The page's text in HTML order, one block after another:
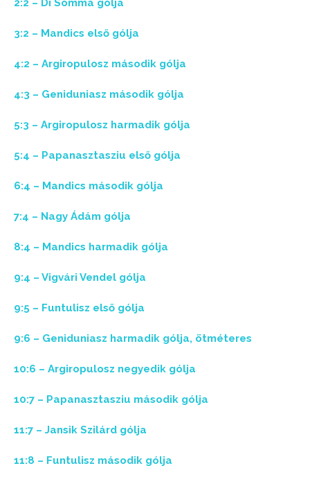
2:2 – Di Somma gólja
3:2 – Mandics első gólja
4:2 – Argiropulosz második gólja
4:3 – Geniduniasz második gólja
5:3 – Argiropulosz harmadik gólja
5:4 – Papanasztasziu első gólja
6:4 – Mandics második gólja
7:4 – Nagy Ádám gólja
8:4 – Mandics harmadik gólja
9:4 – Vigvári Vendel gólja
9:5 – Funtulisz első gólja
9:6 – Geniduniasz harmadik gólja, ötméteres
10:6 – Argiropulosz negyedik gólja
10:7 – Papanasztasziu második gólja
11:7 – Jansik Szilárd gólja
11:8 – Funtulisz második gólja